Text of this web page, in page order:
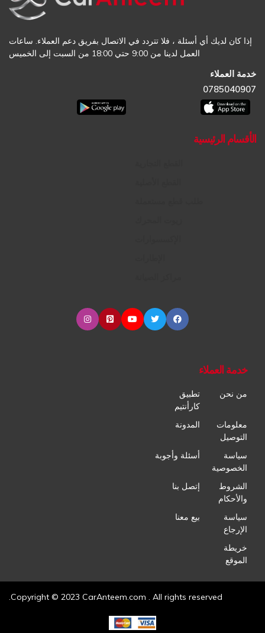
إذا كان لديك أي أسئلة ، فلا تتردد في الاتصال بفريق دعم العملاء. ساعات
العمل لدينا من 9:00 حتي 18:00 من السبت إلى الخميس
خدمة العملاء
0785040907
الأقسام الرئيسية
خدمة العملاء
من نحن
تطبيق
كارأنتيم
معلومات
التوصيل
المدونة
سياسة
الخصوصية
أسئلة وأجوبة
الشروط
والأحكام
إتصل بنا
سياسة
الإرجاع
بيع معنا
خريطة
الموقع
Copyright © 2023 CarAnteem.com . All rights reserved.